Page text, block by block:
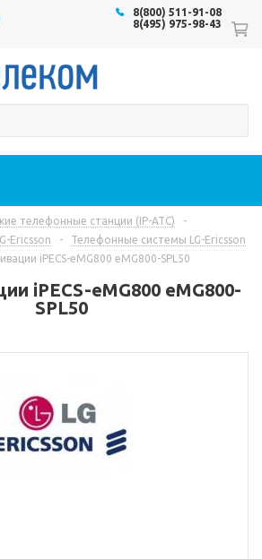
8(800) 511-91-08
8(495) 975-98-43
телефонные станции (IP-АТС)
-
Ericsson
-
Телефонные системы LG-Ericsson
iPECS-eMG800 eMG800-SPL50
iPECS-eMG800 eMG800-
SPL50